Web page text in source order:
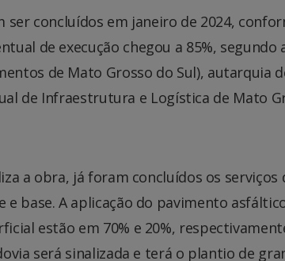
ser concluídos em janeiro de 2024,
de execução chegou a 85%, segundo
de Mato Grosso do Sul), autarquia
de Infraestrutura e Logística de Mato
a obra, já foram concluídos os serviços
base. A aplicação do pavimento
estão em 70% e 20%,
será sinalizada e terá o plantio de